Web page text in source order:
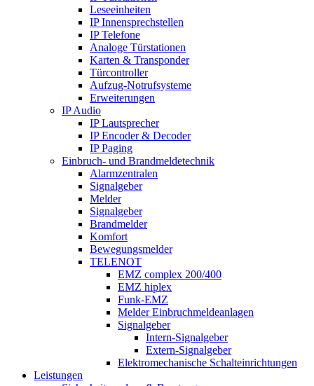
Leseeinheiten
IP Innensprechstellen
IP Telefone
Analoge Türstationen
Karten & Transponder
Türcontroller
Aufzug-Notrufsysteme
Erweiterungen
IP Audio
IP Lautsprecher
IP Encoder & Decoder
IP Paging
Einbruch- und Brandmeldetechnik
Alarmzentralen
Signalgeber
Melder
Signalgeber
Brandmelder
Komfort
Bewegungsmelder
TELENOT
EMZ complex 200/400
EMZ hiplex
Funk-EMZ
Melder Einbruchmeldeanlagen
Signalgeber
Intern-Signalgeber
Extern-Signalgeber
Elektromechanische Schalteinrichtungen
Leistungen